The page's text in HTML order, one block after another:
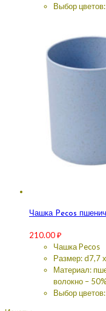
Выбор
Чашка Pecos
210.00₽
Чашка Pecos
Размер: d7,7
Материал:
волокно –
Выбор